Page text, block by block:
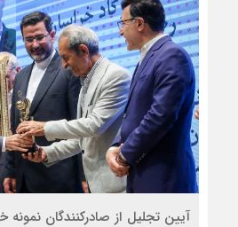
آیین تجلیل از صادرکنندگان